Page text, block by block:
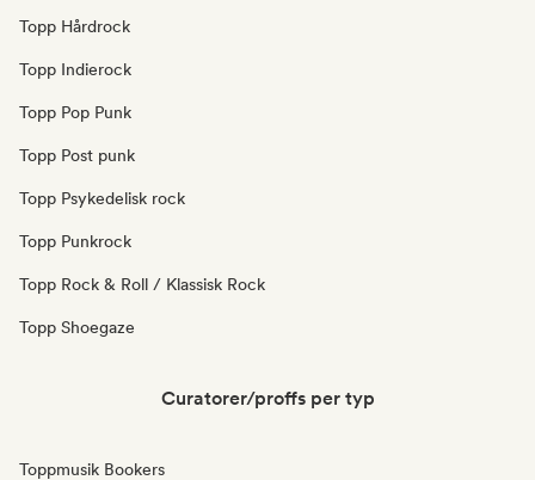
Topp Hårdrock
Topp Indierock
Topp Pop Punk
Topp Post punk
Topp Psykedelisk rock
Topp Punkrock
Topp Rock & Roll / Klassisk Rock
Topp Shoegaze
Curatorer/proffs per typ
Toppmusik Bookers